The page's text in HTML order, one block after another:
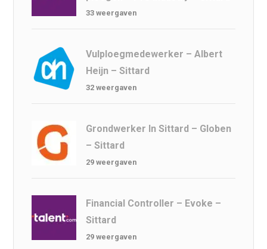
33 weergaven
Vulploegmedewerker – Albert
Heijn – Sittard
32 weergaven
Grondwerker In Sittard – Globen
– Sittard
29 weergaven
Financial Controller – Evoke –
Sittard
29 weergaven